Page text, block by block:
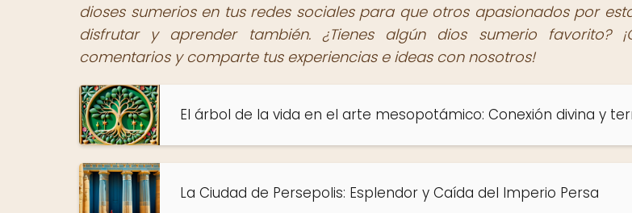
dioses sumerios en tus redes sociales para que otros apasionados por
disfrutar y aprender también. ¿Tienes algún dios sumerio favorito?
comentarios y comparte tus experiencias e ideas con nosotros!
El árbol de la vida en el arte mesopotámico: Conexión divina y
La Ciudad de Persepolis: Esplendor y Caída del Imperio Persa